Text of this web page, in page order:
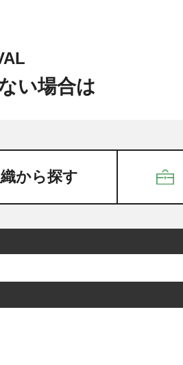
い場合は
から探す